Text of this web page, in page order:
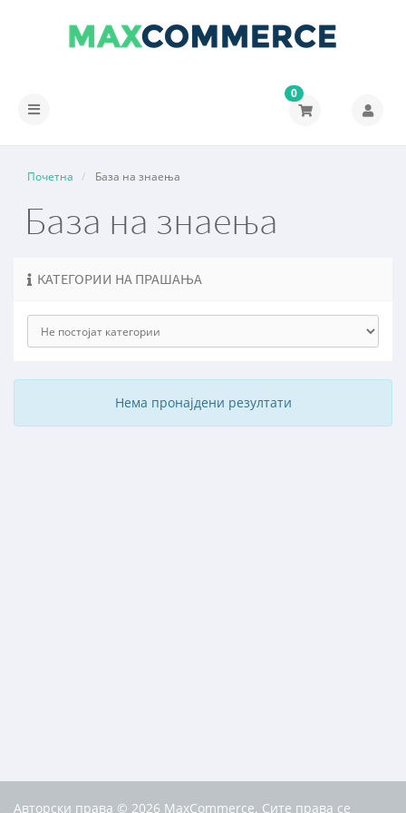
Вклучете
навигацијата
0
Почетна База на знаења
База на знаења
КАТЕГОРИИ НА ПРАШАЊА
Нема пронајдени резултати
Авторски права © 2026 MaxCommerce. Сите права се